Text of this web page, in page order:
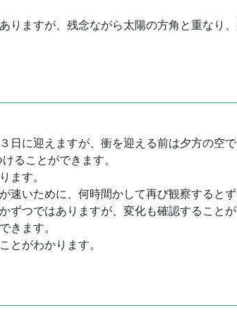
ますが、残念ながら太陽の方角と重なり
に迎えますが、衝を迎える前は夕方の空で
ることができます。
ます。
速いために、何時間かして再び観察すると
つではありますが、変化も確認することが
きます。
がわかります。